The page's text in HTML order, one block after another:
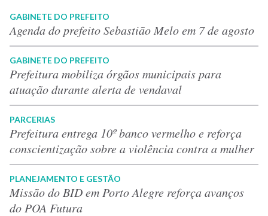
GABINETE DO PREFEITO
Agenda do prefeito Sebastião Melo em 7 de agosto
GABINETE DO PREFEITO
Prefeitura mobiliza órgãos municipais para
atuação durante alerta de vendaval
PARCERIAS
Prefeitura entrega 10º banco vermelho e reforça
conscientização sobre a violência contra a mulher
PLANEJAMENTO E GESTÃO
Missão do BID em Porto Alegre reforça avanços
do POA Futura